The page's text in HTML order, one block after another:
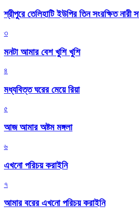
শ্রীপুরে তেলিহাটি ইউপির তিন সংরক্ষিত নারী
৩
মনটা আমার বেশ খুশি খুশি
৪
মধ্যবিত্ত ঘরের মেয়ে রিয়া
৫
আজ আমার অষ্টম মঙ্গলা
৬
এখনো পরিচয় করাইনি
৭
আমার বরের এখনো পরিচয় করাইনি